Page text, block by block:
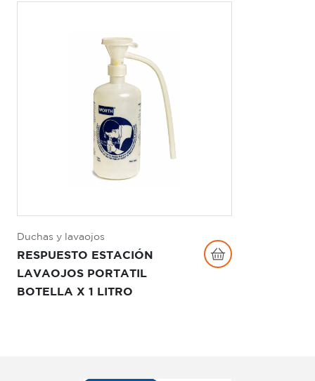
Duchas y lavaojos
RESPUESTO ESTACIÓN
LAVAOJOS PORTATIL
BOTELLA X 1 LITRO